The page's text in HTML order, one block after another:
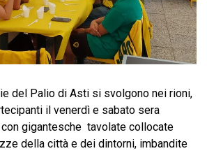
del Palio di Asti si svolgono nei rioni,
il venerdì e sabato sera
gigantesche tavolate collocate
della città e dei dintorni, imbandite